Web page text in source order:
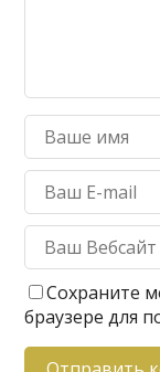
Сохраните
браузере для